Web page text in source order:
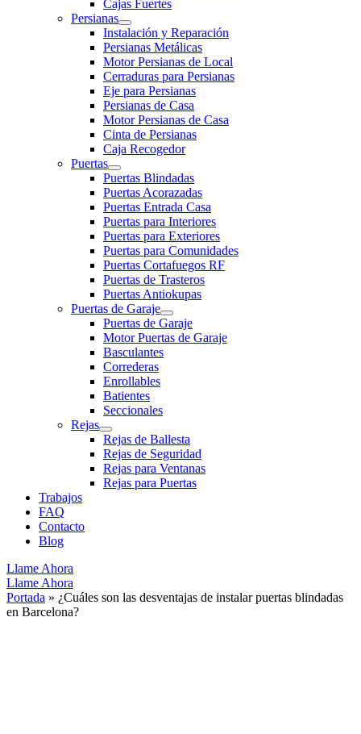
Cajas Fuertes
Persianas
Instalación y Reparación
Persianas Metálicas
Motor Persianas de Local
Cerraduras para Persianas
Eje para Persianas
Persianas de Casa
Motor Persianas de Casa
Cinta de Persianas
Caja Recogedor
Puertas
Puertas Blindadas
Puertas Acorazadas
Puertas Entrada Casa
Puertas para Interiores
Puertas para Exteriores
Puertas para Comunidades
Puertas Cortafuegos RF
Puertas de Trasteros
Puertas Antiokupas
Puertas de Garaje
Puertas de Garaje
Motor Puertas de Garaje
Basculantes
Correderas
Enrollables
Batientes
Seccionales
Rejas
Rejas de Ballesta
Rejas de Seguridad
Rejas para Ventanas
Rejas para Puertas
Trabajos
FAQ
Contacto
Blog
Llame Ahora
Llame Ahora
Portada » ¿Cuáles son las desventajas de instalar puertas blindadas
en Barcelona?